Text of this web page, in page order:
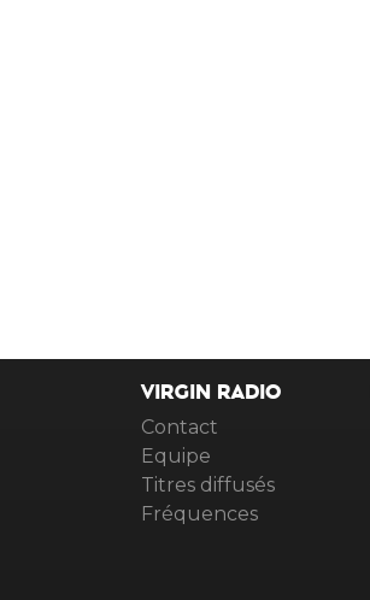
VIRGIN RADIO
Contact
Equipe
Titres diffusés
Fréquences